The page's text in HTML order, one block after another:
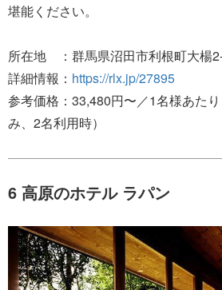
堪能ください。
所在地 ：群馬県沼田市利根町大楊
詳細情報： https://rlx.jp/27895
参考価格：33,480円〜／1名様あた
み、2名利用時）
6 高原のホテル ラパン